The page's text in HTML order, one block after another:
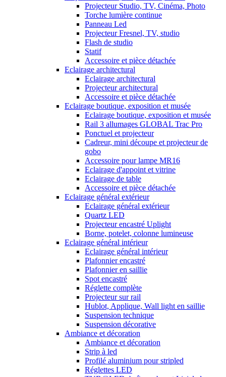
Projecteur Studio, TV, Cinéma, Photo
Torche lumière continue
Panneau Led
Projecteur Fresnel, TV, studio
Flash de studio
Statif
Accessoire et pièce détachée
Eclairage architectural
Eclairage architectural
Projecteur architectural
Accessoire et pièce détachée
Eclairage boutique, exposition et musée
Eclairage boutique, exposition et musée
Rail 3 allumages GLOBAL Trac Pro
Ponctuel et projecteur
Cadreur, mini découpe et projecteur de
gobo
Accessoire pour lampe MR16
Eclairage d'appoint et vitrine
Eclairage de table
Accessoire et pièce détachée
Eclairage général extérieur
Eclairage général extérieur
Quartz LED
Projecteur encastré Uplight
Borne, potelet, colonne lumineuse
Eclairage général intérieur
Eclairage général intérieur
Plafonnier encastré
Plafonnier en saillie
Spot encastré
Réglette complète
Projecteur sur rail
Hublot, Applique, Wall light en saillie
Suspension technique
Suspension décorative
Ambiance et décoration
Ambiance et décoration
Strip à led
Profilé aluminium pour stripled
Réglettes LED